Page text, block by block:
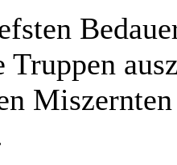
Truppen